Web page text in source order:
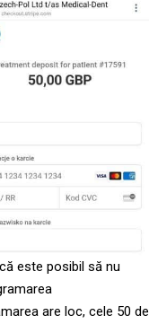
este posibil să nu
are loc, cele 50 de